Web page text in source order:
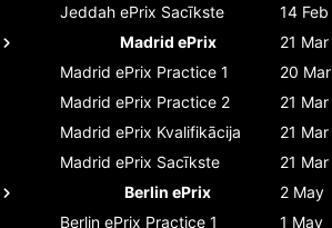
Jeddah ePrix Sacīkste 14 Feb
Madrid ePrix
21 Mar
Madrid ePrix Practice 1 20 Mar
Madrid ePrix Practice 2 21 Mar
Madrid ePrix Kvalifikācija 21 Mar
Madrid ePrix Sacīkste 21 Mar
Berlin ePrix
2 May
Berlin ePrix Practice 1 1 May